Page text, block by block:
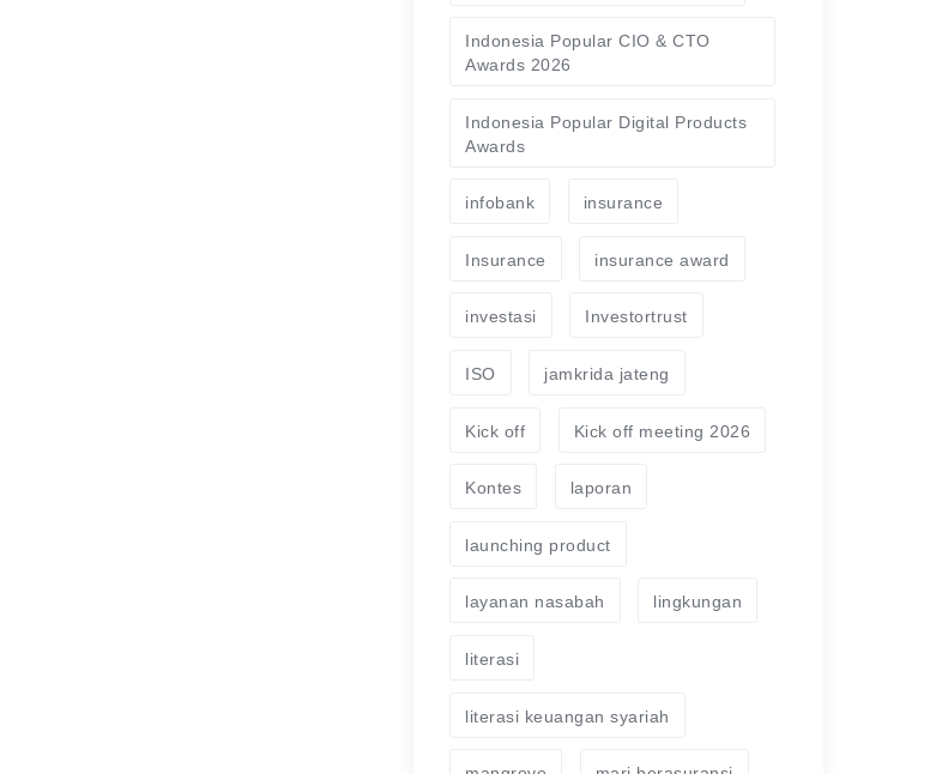
Indonesia Popular CIO & CTO
Awards 2026
Indonesia Popular Digital Products
Awards
infobank insurance
Insurance insurance award
investasi Investortrust
ISO jamkrida jateng
Kick off Kick off meeting 2026
Kontes laporan
launching product
layanan nasabah lingkungan
literasi
literasi keuangan syariah